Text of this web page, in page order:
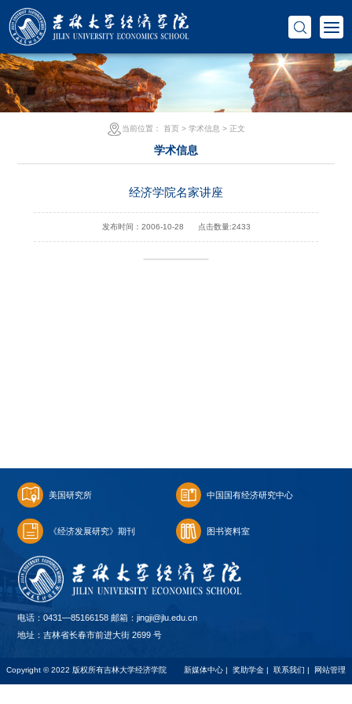
当前位置： 首页> 学术信息 > 正文
学术信息
经济学院名家讲座
发布时间：2006-10-28 点击数量:2433
美国研究所 中国国有经济研究中心
《经济发展研究》期刊 图书资料室
电话：0431—85166158 邮箱：jingji@jlu.edu.cn
地址：吉林省长春市前进大街 2699 号
Copyright © 2022 版权所有吉林大学经济学院 新媒体中心 | 奖助学金 | 联系我们 | 网站管理